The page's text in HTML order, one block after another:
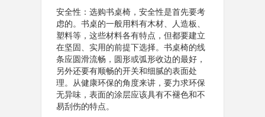
安全性：选购书桌椅，安全性是首先要考
虑的。书桌的一般用料有木材、人造板、
塑料等，这些材料各有特点，但都要建立
在坚固、实用的前提下选择。书桌椅的线
条应圆滑流畅，圆形或弧形收边的最好，
另外还要有顺畅的开关和细腻的表面处
理。从健康环保的角度来讲，要力求环保
无异味，表面的涂层应该具有不褪色和不
易刮伤的特点。